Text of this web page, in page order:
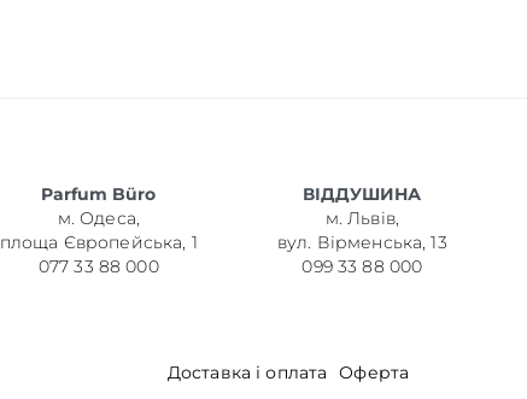
Parfum Büro
м. Одеса,
площа Європейська, 1
077 33 88 000
ВІДДУШИНА
м. Львів,
вул. Вірменська, 13
099 33 88 000
Доставка і оплата
Оферта